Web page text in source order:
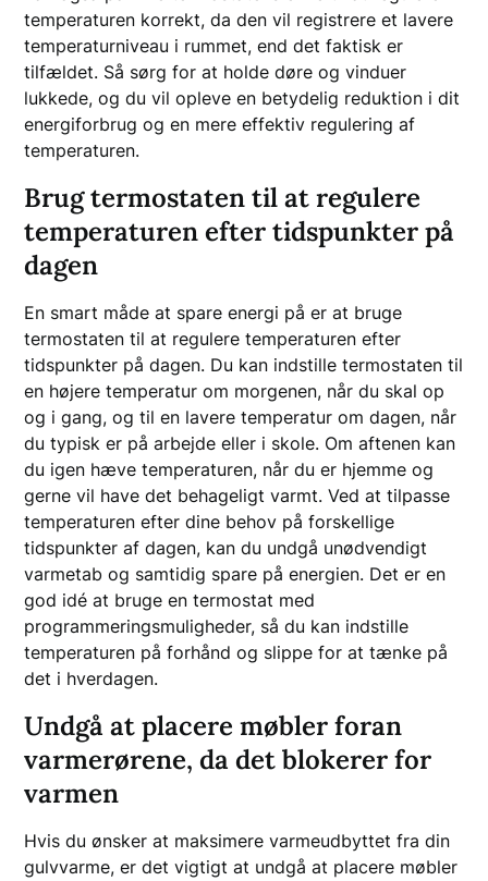
temperaturen korrekt, da den vil registrere et lavere
temperaturniveau i rummet, end det faktisk er
tilfældet. Så sørg for at holde døre og vinduer
lukkede, og du vil opleve en betydelig reduktion i dit
energiforbrug og en mere effektiv regulering af
temperaturen.
Brug termostaten til at regulere
temperaturen efter tidspunkter på
dagen
En smart måde at spare energi på er at bruge
termostaten til at regulere temperaturen efter
tidspunkter på dagen. Du kan indstille termostaten til
en højere temperatur om morgenen, når du skal op
og i gang, og til en lavere temperatur om dagen, når
du typisk er på arbejde eller i skole. Om aftenen kan
du igen hæve temperaturen, når du er hjemme og
gerne vil have det behageligt varmt. Ved at tilpasse
temperaturen efter dine behov på forskellige
tidspunkter af dagen, kan du undgå unødvendigt
varmetab og samtidig spare på energien. Det er en
god idé at bruge en termostat med
programmeringsmuligheder, så du kan indstille
temperaturen på forhånd og slippe for at tænke på
det i hverdagen.
Undgå at placere møbler foran
varmerørene, da det blokerer for
varmen
Hvis du ønsker at maksimere varmeudbyttet fra din
gulvvarme, er det vigtigt at undgå at placere møbler